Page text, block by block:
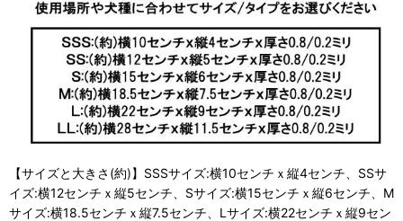
【サイズと大きさ(約)】SSSサイズ:横10センチｘ縦4センチ、SSサ
イズ:横12センチｘ縦5センチ、Sサイズ:横15センチｘ縦6センチ、M
サイズ:横18.5センチｘ縦7.5センチ、Lサイズ:横22センチｘ縦9セン